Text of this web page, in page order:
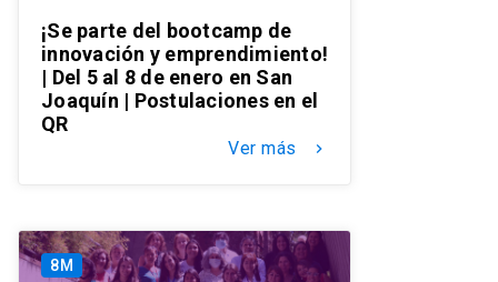
¡Se parte del bootcamp de
innovación y emprendimiento!
| Del 5 al 8 de enero en San
Joaquín | Postulaciones en el
QR
Ver más keyboard_arrow_right
8M